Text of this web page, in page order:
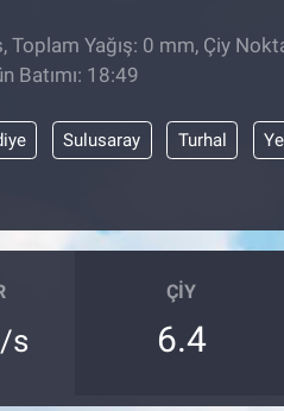
Yağış: 0 mm, Çiy
Batımı: 18:49
Sulusaray Turhal
s
ÇIY
6.4